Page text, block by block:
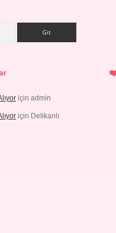
için admin
için Delikanlı